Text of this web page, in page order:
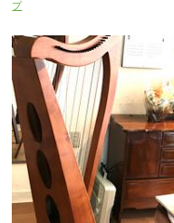
プ